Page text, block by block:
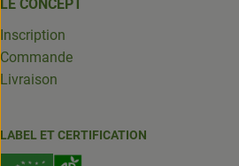
LE CONCEPT
Inscription
Commande
Livraison
LABEL ET CERTIFICATION